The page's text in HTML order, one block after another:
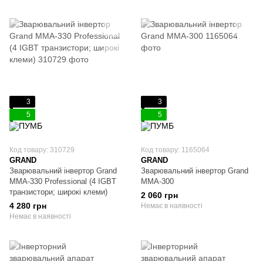
3
5
Код товару: 310729
GRAND
Зварювальний інвертор Grand
ММА-330 Professional (4 IGBT
транзистори; широкі клеми)
4 280 грн
Немає в наявності
3
5
Код товару: 1165064
GRAND
Зварювальний інвертор Grand
ММА-300
2 060 грн
Немає в наявності